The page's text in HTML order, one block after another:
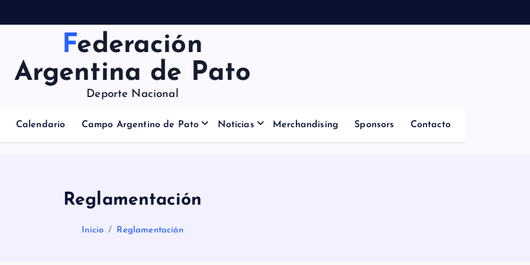
Federación
Argentina de Pato
Deporte Nacional
Calendario Campo Argentino de Pato Noticias Merchandising Sponsors Contacto
Reglamentación
Inicio Reglamentación